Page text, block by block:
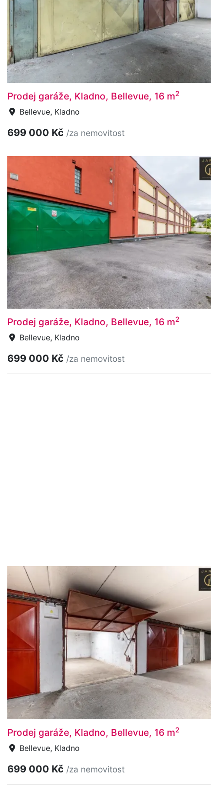
Prodej garáže, Kladno, Bellevue, 16 m2
Bellevue, Kladno
699 000 Kč /za nemovitost
Prodej garáže, Kladno, Bellevue, 16 m2
Bellevue, Kladno
699 000 Kč /za nemovitost
Prodej garáže, Kladno, Bellevue, 16 m2
Bellevue, Kladno
699 000 Kč /za nemovitost